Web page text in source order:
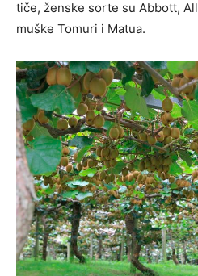
tiče, ženske sorte su Abbott,
muške Tomuri i Matua.